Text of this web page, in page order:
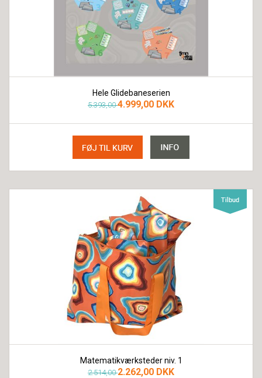
Hele Glidebaneserien
5.393,004.999,00 DKK
Matematikværksteder niv. 1
2.514,002.262,00 DKK